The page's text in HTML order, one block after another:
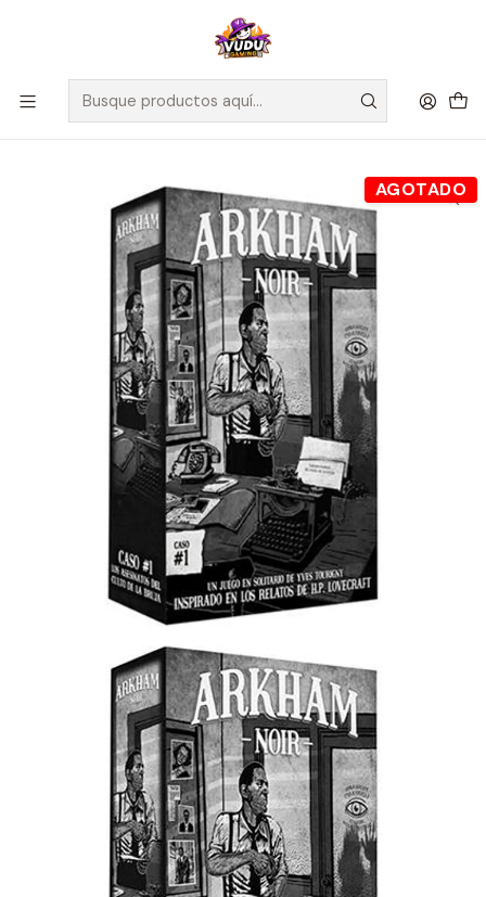
🚀 ¡Despachamos a todo Chile! Envío GRATIS a Regiones sobre
$100.000 y a RM sobre $35.000
Inicio Juegos de Mesa Cartas
Arkhan Noir Caso 1: Los Asesinatos del Culto de la Bruja -
Español
AGOTADO